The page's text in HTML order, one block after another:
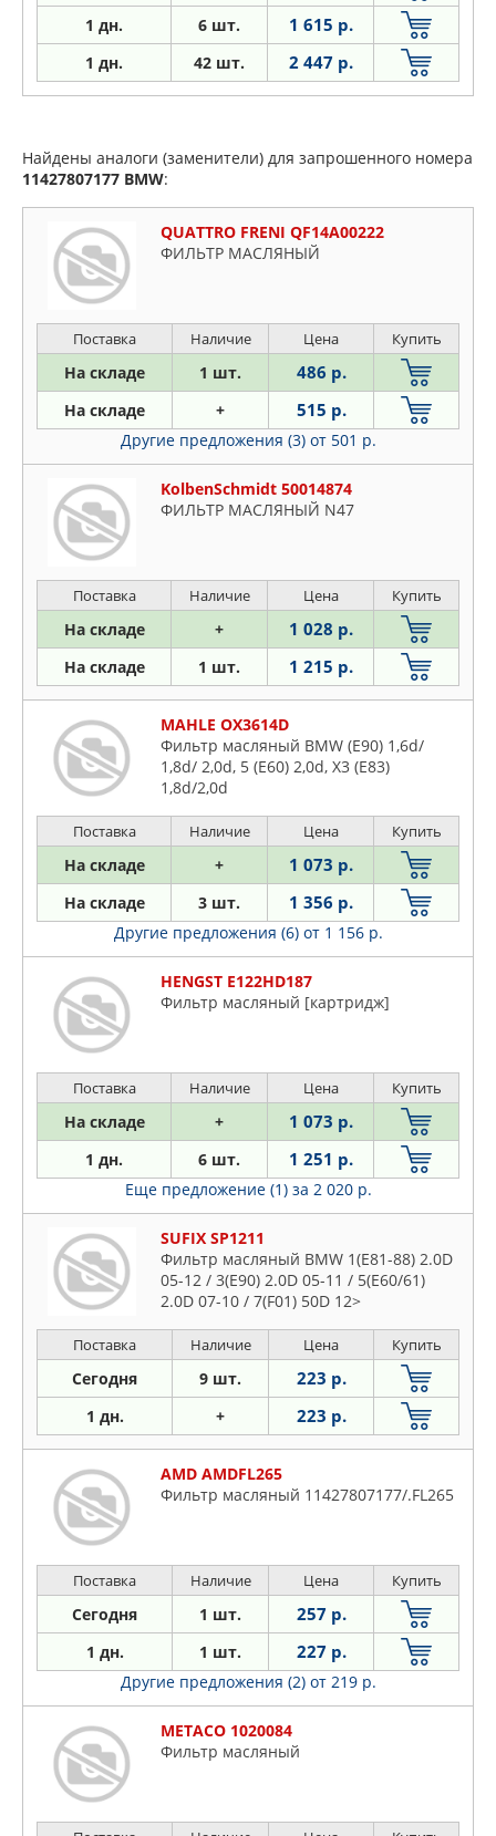
1 дн. 6 шт. 1 615 р.
1 дн. 42 шт. 2 447 р.
Найдены аналоги (заменители) для запрошенного номера
11427807177 BMW:
QUATTRO FRENI QF14A00222
ФИЛЬТР МАСЛЯНЫЙ
Поставка Наличие Цена Купить
На складе 1 шт. 486 р.
На складе + 515 р.
Другие предложения (3) от 501 р.
KolbenSchmidt 50014874
ФИЛЬТР МАСЛЯНЫЙ N47
Поставка Наличие Цена Купить
На складе + 1 028 р.
На складе 1 шт. 1 215 р.
MAHLE OX3614D
Фильтр масляный BMW (E90) 1,6d/
1,8d/ 2,0d, 5 (E60) 2,0d, X3 (E83)
1,8d/2,0d
Поставка Наличие Цена Купить
На складе + 1 073 р.
На складе 3 шт. 1 356 р.
Другие предложения (6) от 1 156 р.
HENGST E122HD187
Фильтр масляный [картридж]
Поставка Наличие Цена Купить
На складе + 1 073 р.
1 дн. 6 шт. 1 251 р.
Еще предложение (1) за 2 020 р.
SUFIX SP1211
Фильтр масляный BMW 1(E81-88) 2.0D
05-12 / 3(E90) 2.0D 05-11 / 5(E60/61)
2.0D 07-10 / 7(F01) 50D 12>
Поставка Наличие Цена Купить
Сегодня 9 шт. 223 р.
1 дн. + 223 р.
AMD AMDFL265
Фильтр масляный 11427807177/.FL265
Поставка Наличие Цена Купить
Сегодня 1 шт. 257 р.
1 дн. 1 шт. 227 р.
Другие предложения (2) от 219 р.
METACO 1020084
Фильтр масляный